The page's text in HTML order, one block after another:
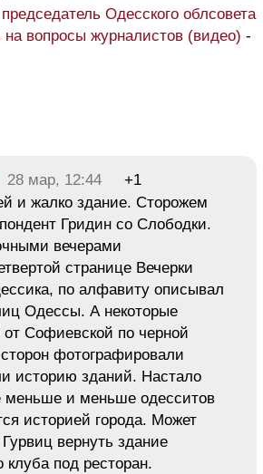
Одесского облсовета
на вопросы журналистов (видео) -
28 мар, 12:44
+1
и жалко здание. Сторожем
Гридин со Слободки.
вечерами
странице Вечерки
по алфавиту описывал
Одессы. А некоторые
Софиевской по черной
фотографировали
историю зданий. Настало
меньше и меньше одесситов
историей города. Может
вернуть здание
клуба под ресторан.